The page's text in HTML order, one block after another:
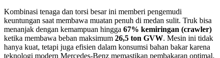
Kombinasi tenaga dan torsi besar ini memberi pengemudi
keuntungan saat membawa muatan penuh di medan sulit. Truk bisa
menanjak dengan kemampuan hingga 67% kemiringan (crawler)
ketika membawa beban maksimum 26,5 ton GVW. Mesin ini tidak
hanya kuat, tetapi juga efisien dalam konsumsi bahan bakar karena
teknologi modern Mercedes-Benz memastikan pembakaran optimal.